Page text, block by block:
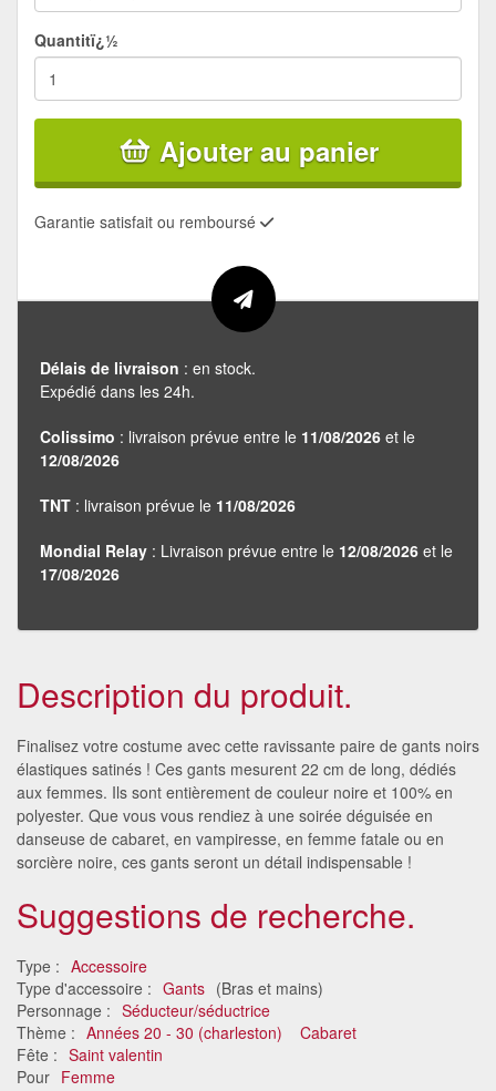
Quantitï¿½
Ajouter au panier
Garantie satisfait ou remboursé
Délais de livraison : en stock.
Expédié dans les 24h.
Colissimo : livraison prévue entre le 11/08/2026 et le
12/08/2026
TNT : livraison prévue le 11/08/2026
Mondial Relay : Livraison prévue entre le 12/08/2026 et le
17/08/2026
Description du produit.
Finalisez votre costume avec cette ravissante paire de gants noirs
élastiques satinés ! Ces gants mesurent 22 cm de long, dédiés
aux femmes. Ils sont entièrement de couleur noire et 100% en
polyester. Que vous vous rendiez à une soirée déguisée en
danseuse de cabaret, en vampiresse, en femme fatale ou en
sorcière noire, ces gants seront un détail indispensable !
Suggestions de recherche.
Type : Accessoire
Type d'accessoire : Gants (Bras et mains)
Personnage : Séducteur/séductrice
Thème : Années 20 - 30 (charleston)
Cabaret
Fête : Saint valentin
Pour Femme